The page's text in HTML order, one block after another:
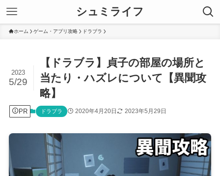
シュミライフ
ホーム ゲーム・アプリ攻略 ドラブラ
【ドラブラ】貞子の部屋の場所と
当たり・ハズレについて【異聞攻
略】
2023
5/29
PR ドラブラ 2020年4月20日 2023年5月29日